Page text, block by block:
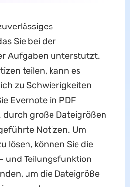
Sie bei der
Aufgaben unterstützt.
teilen, kann es
zu Schwierigkeiten
Evernote in PDF
durch große Dateigrößen
Notizen. Um
lösen, können Sie die
und Teilungsfunktion
um die Dateigröße